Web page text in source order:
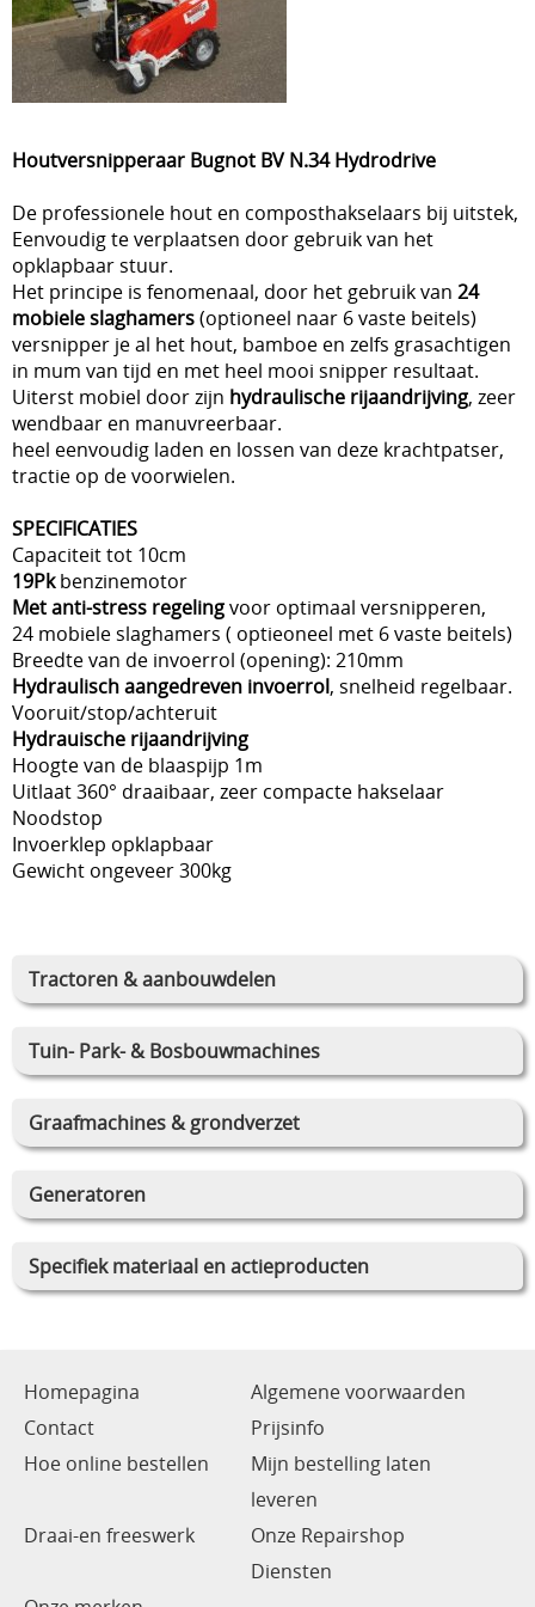
Tractoren & aanbouwdelen
Tuin- Park- & Bosbouwmachines
Graafmachines & grondverzet
Generatoren
Specifiek materiaal en actieproducten
Houtversnipperaar Bugnot BV N.34 Hydrodrive
De professionele hout en composthakselaars bij uitstek,
Eenvoudig te verplaatsen door gebruik van het
opklapbaar stuur.
Het principe is fenomenaal, door het gebruik van 24
mobiele slaghamers(optioneel naar 6 vaste beitels)
versnipper je al het hout, bamboe en zelfs grasachtigen
in mum van tijd en met heel mooi snipper resultaat.
Uiterst mobiel door zijn hydraulische rijaandrijving, zeer
wendbaar en manuvreerbaar.
heel eenvoudig laden en lossen van deze krachtpatser,
tractie op de voorwielen.
SPECIFICATIES
Capaciteit tot 10cm
19Pkbenzinemotor
Met anti-stress regelingvoor optimaal versnipperen,
24 mobiele slaghamers ( optieoneel met 6 vaste beitels)
Breedte van de invoerrol (opening): 210mm
Hydraulisch aangedreven invoerrol, snelheid regelbaar.
Vooruit/stop/achteruit
Hydrauische rijaandrijving
Hoogte van de blaaspijp 1m
Uitlaat 360° draaibaar, zeer compacte hakselaar
Noodstop
Invoerklep opklapbaar
Gewicht ongeveer 300kg
Homepagina
Algemene voorwaarden
Contact
Prijsinfo
Hoe online bestellen
Mijn bestelling laten
leveren
Draai-en freeswerk
Onze Repairshop
Diensten